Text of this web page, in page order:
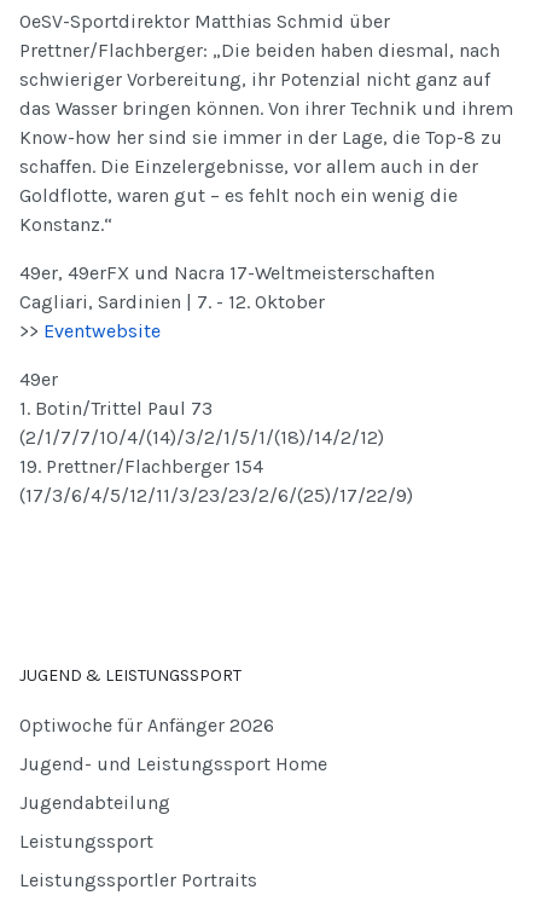
OeSV-Sportdirektor Matthias Schmid über
Prettner/Flachberger: „Die beiden haben diesmal, nach
schwieriger Vorbereitung, ihr Potenzial nicht ganz auf
das Wasser bringen können. Von ihrer Technik und ihrem
Know-how her sind sie immer in der Lage, die Top-8 zu
schaffen. Die Einzelergebnisse, vor allem auch in der
Goldflotte, waren gut – es fehlt noch ein wenig die
Konstanz.“
49er, 49erFX und Nacra 17-Weltmeisterschaften
Cagliari, Sardinien | 7. - 12. Oktober
>> Eventwebsite
49er
1. Botin/Trittel Paul 73
(2/1/7/7/10/4/(14)/3/2/1/5/1/(18)/14/2/12)
19. Prettner/Flachberger 154
(17/3/6/4/5/12/11/3/23/23/2/6/(25)/17/22/9)
JUGEND & LEISTUNGSSPORT
Optiwoche für Anfänger 2026
Jugend- und Leistungssport Home
Jugendabteilung
Leistungssport
Leistungssportler Portraits